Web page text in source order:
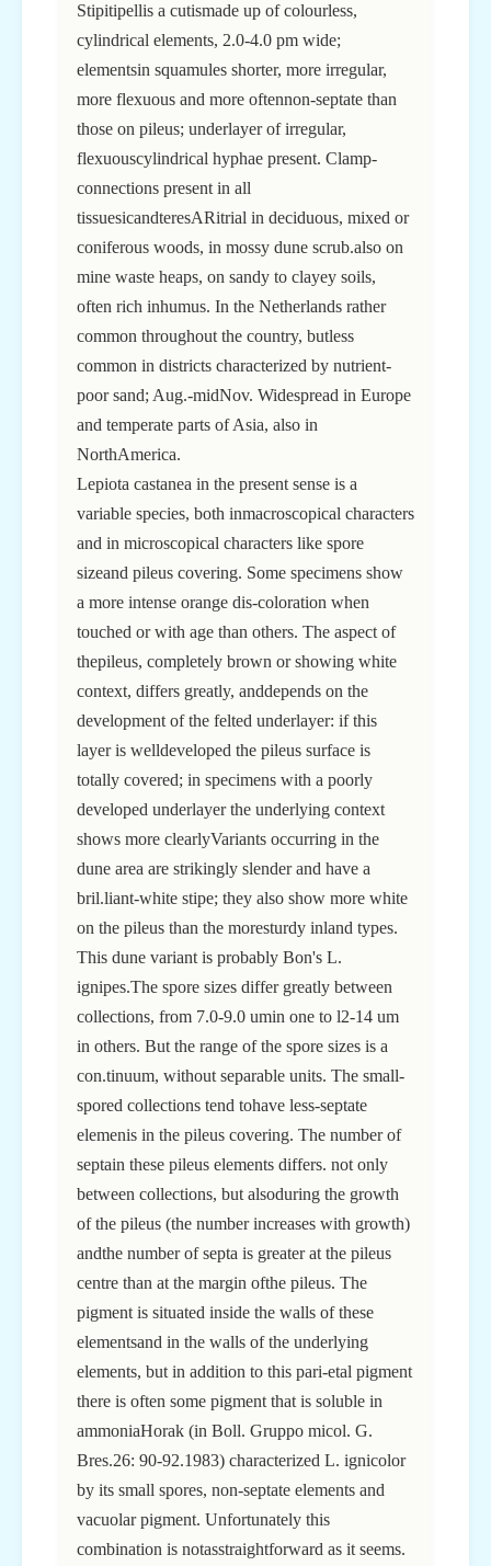
Stipitipellis a cutismade up of colourless,
cylindrical elements, 2.0-4.0 pm wide;
elementsin squamules shorter, more irregular,
more flexuous and more oftennon-septate than
those on pileus; underlayer of irregular,
flexuouscylindrical hyphae present. Clamp-
connections present in all
tissuesicandteresARitrial in deciduous, mixed or
coniferous woods, in mossy dune scrub.also on
mine waste heaps, on sandy to clayey soils,
often rich inhumus. In the Netherlands rather
common throughout the country, butless
common in districts characterized by nutrient-
poor sand; Aug.-midNov. Widespread in Europe
and temperate parts of Asia, also in
NorthAmerica.
Lepiota castanea in the present sense is a
variable species, both inmacroscopical characters
and in microscopical characters like spore
sizeand pileus covering. Some specimens show
a more intense orange dis-coloration when
touched or with age than others. The aspect of
thepileus, completely brown or showing white
context, differs greatly, anddepends on the
development of the felted underlayer: if this
layer is welldeveloped the pileus surface is
totally covered; in specimens with a poorly
developed underlayer the underlying context
shows more clearlyVariants occurring in the
dune area are strikingly slender and have a
bril.liant-white stipe; they also show more white
on the pileus than the moresturdy inland types.
This dune variant is probably Bon's L.
ignipes.The spore sizes differ greatly between
collections, from 7.0-9.0 umin one to l2-14 um
in others. But the range of the spore sizes is a
con.tinuum, without separable units. The small-
spored collections tend tohave less-septate
elemenis in the pileus covering. The number of
septain these pileus elements differs. not only
between collections, but alsoduring the growth
of the pileus (the number increases with growth)
andthe number of septa is greater at the pileus
centre than at the margin ofthe pileus. The
pigment is situated inside the walls of these
elementsand in the walls of the underlying
elements, but in addition to this pari-etal pigment
there is often some pigment that is soluble in
ammoniaHorak (in Boll. Gruppo micol. G.
Bres.26: 90-92.1983) characterized L. ignicolor
by its small spores, non-septate elements and
vacuolar pigment. Unfortunately this
combination is notasstraightforward as it seems.